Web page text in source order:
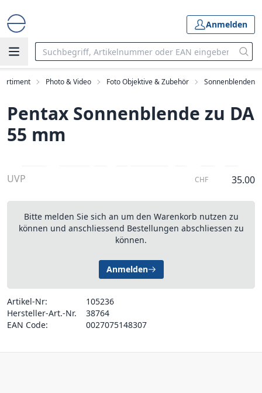
Anmelden
Photo & Video Foto Objektive & Zubehör Sonnenblenden
Pentax Sonnenblende zu DA
55 mm
UVP CHF 35.00
Bitte melden Sie sich an um den Warenkorb nutzen zu
können und anschliessend Bestellungen abschliessen zu
können.
Anmelden
Artikel-Nr:
105236
Hersteller-Art.-Nr.
38764
EAN Code:
0027075148307